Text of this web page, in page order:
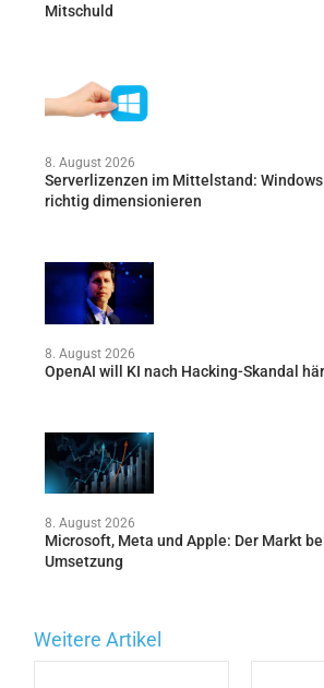
Mitschuld
8. August 2026
Serverlizenzen im Mittelstand: Windows
richtig dimensionieren
8. August 2026
OpenAI will KI nach Hacking-Skandal
8. August 2026
Microsoft, Meta und Apple: Der Markt
Umsetzung
Weitere Artikel